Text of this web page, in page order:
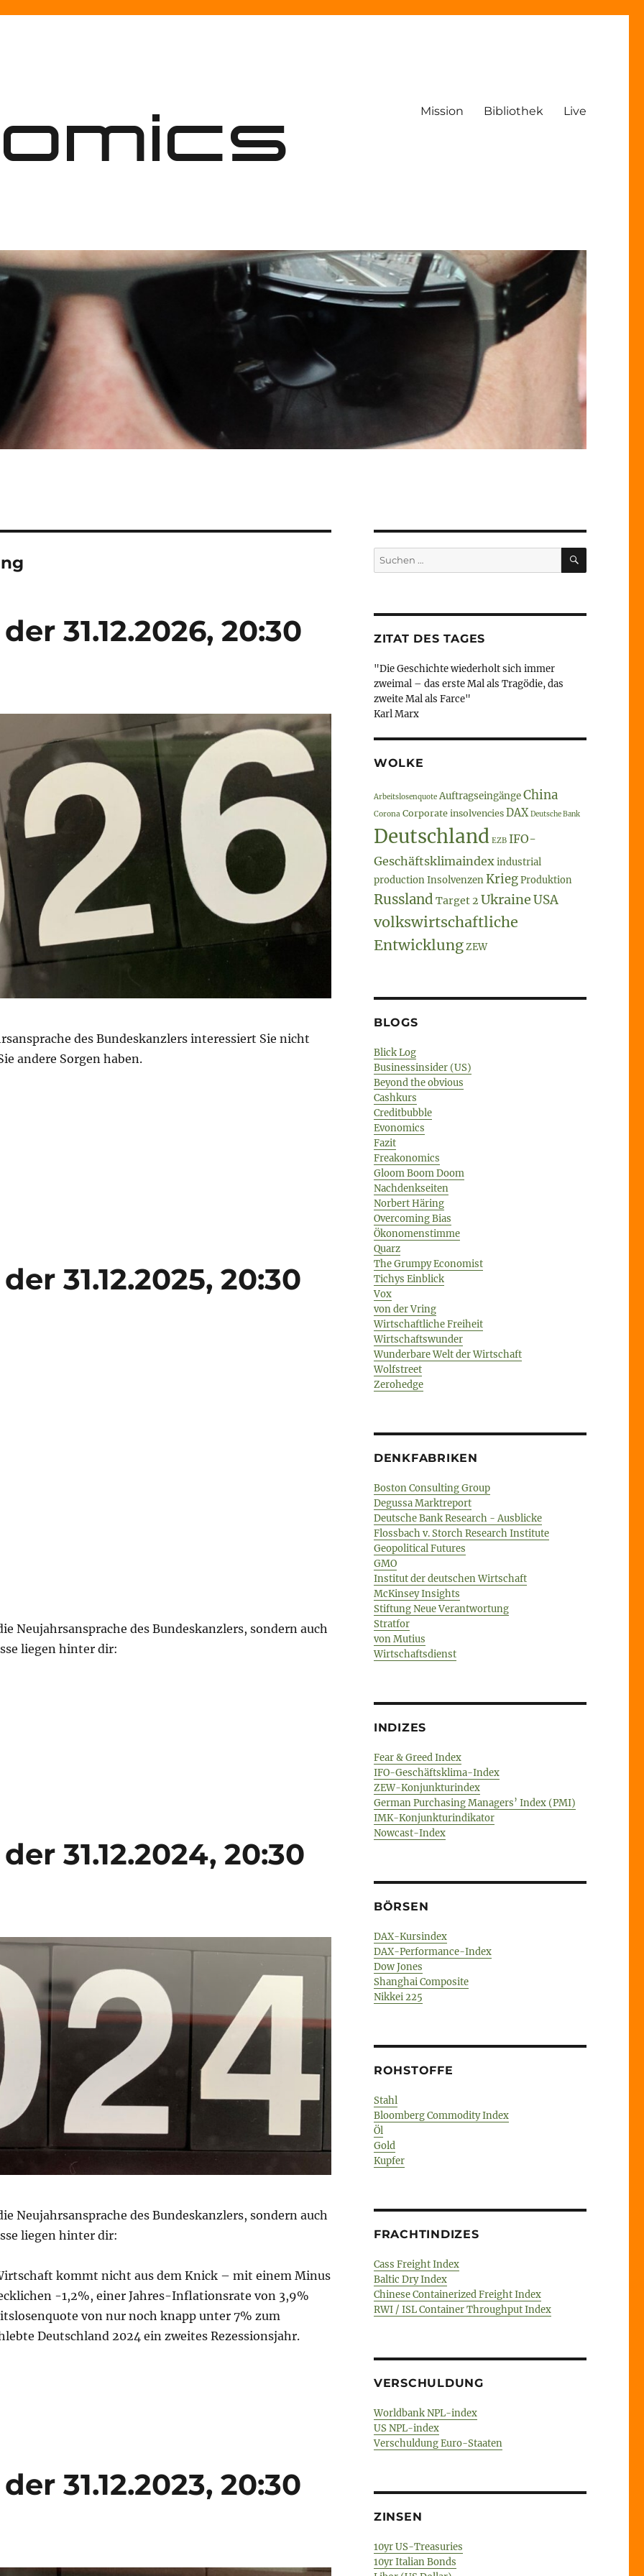
Mission Bibliothek Live
31.12.2026, 20:30
des Bundeskanzlers interessiert Sie nicht
andere Sorgen haben.
31.12.2025, 20:30
Neujahrsansprache des Bundeskanzlers, sondern auch
liegen hinter dir:
31.12.2024, 20:30
Neujahrsansprache des Bundeskanzlers, sondern auch
liegen hinter dir:
kommt nicht aus dem Knick – mit einem Minus
-1,2%, einer Jahres-Inflationsrate von 3,9%
von nur noch knapp unter 7% zum
Deutschland 2024 ein zweites Rezessionsjahr.
31.12.2023, 20:30
Suche
nach:
SUCHEN
ZITAT DES TAGES
"Die Geschichte wiederholt sich immer
zweimal – das erste Mal als Tragödie, das
zweite Mal als Farce"
Karl Marx
WOLKE
Arbeitslosenquote AuftragseingängeChina
Corona Corporate insolvencies DAX Deutsche Bank
Deutschland EZB IFO-
Geschäftsklimaindexindustrial
productionInsolvenzenKriegProduktion
Russland Target 2 UkraineUSA
volkswirtschaftliche
EntwicklungZEW
BLOGS
Blick Log
Businessinsider (US)
Beyond the obvious
Cashkurs
Creditbubble
Evonomics
Fazit
Freakonomics
Gloom Boom Doom
Nachdenkseiten
Norbert Häring
Overcoming Bias
Ökonomenstimme
Quarz
The Grumpy Economist
Tichys Einblick
Vox
von der Vring
Wirtschaftliche Freiheit
Wirtschaftswunder
Wunderbare Welt der Wirtschaft
Wolfstreet
Zerohedge
DENKFABRIKEN
Boston Consulting Group
Degussa Marktreport
Deutsche Bank Research - Ausblicke
Flossbach v. Storch Research Institute
Geopolitical Futures
GMO
Institut der deutschen Wirtschaft
McKinsey Insights
Stiftung Neue Verantwortung
Stratfor
von Mutius
Wirtschaftsdienst
INDIZES
Fear & Greed Index
IFO-Geschäftsklima-Index
ZEW-Konjunkturindex
German Purchasing Managers’ Index (PMI)
IMK-Konjunkturindikator
Nowcast-Index
BÖRSEN
DAX-Kursindex
DAX-Performance-Index
Dow Jones
Shanghai Composite
Nikkei 225
ROHSTOFFE
Stahl
Bloomberg Commodity Index
Öl
Gold
Kupfer
FRACHTINDIZES
Cass Freight Index
Baltic Dry Index
Chinese Containerized Freight Index
RWI / ISL Container Throughput Index
VERSCHULDUNG
Worldbank NPL-index
US NPL-index
Verschuldung Euro-Staaten
ZINSEN
10yr US-Treasuries
10yr Italian Bonds